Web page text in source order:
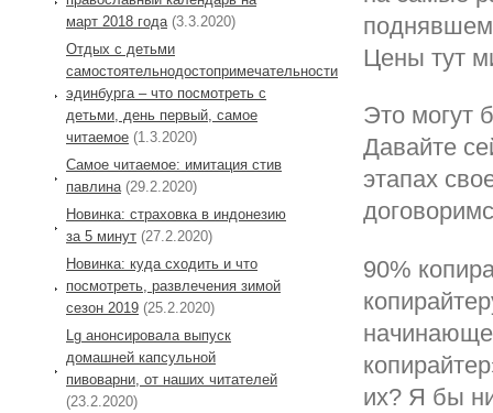
Цены тут
Это могут
Давайте
этапах
90%
их? Я бы
март 2018 года (3.3.2020)
Отдых с детьми
самостоятельнодостопримечательности
эдинбурга – что посмотреть с
детьми, день первый, самое
читаемое (1.3.2020)
Самое читаемое: имитация стив
павлина (29.2.2020)
Новинка: страховка в индонезию
за 5 минут (27.2.2020)
Новинка: куда сходить и что
посмотреть, развлечения зимой
сезон 2019 (25.2.2020)
Lg анонсировала выпуск
домашней капсульной
пивоварни, от наших читателей
(23.2.2020)